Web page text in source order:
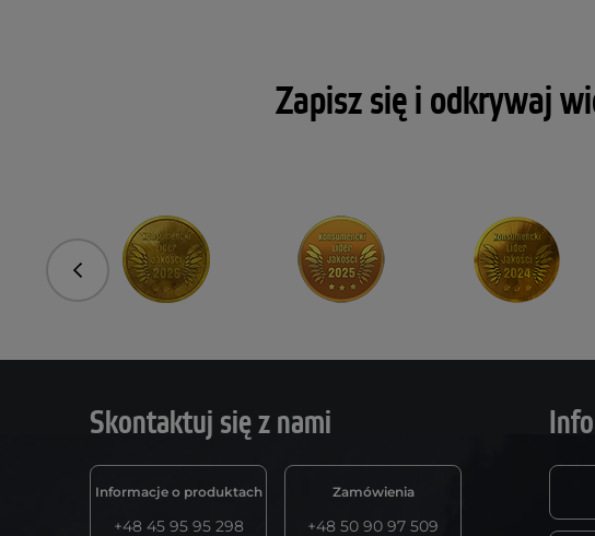
Zapisz się i odkrywaj
Poprzedni
Skontaktuj się z nami
Informacje o produktach
+48 45 95 95 298
Zamówienia
+48 50 90 97 509